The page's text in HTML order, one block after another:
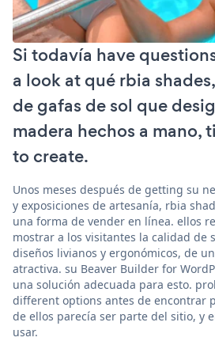
Si todavía have
a look at qué rbia
de gafas de sol que
madera hechos a mano,
to create.
Unos meses después de getting su
y exposiciones de artesanía, rbia
una forma de vender en línea. ellos
mostrar a los visitantes la calidad de
diseños livianos y ergonómicos, de
atractiva. su Beaver Builder for
una solución adecuada para esto.
different options antes de encontrar
de ellos parecía ser parte del sitio, y
usar.